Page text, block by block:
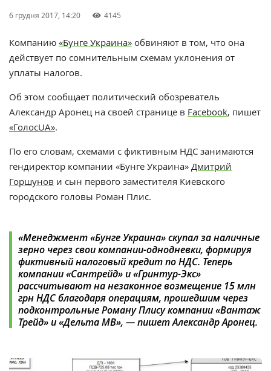
6 грудня 2017, 14:20 4145
Компанию «Бунге Украина» обвиняют в том, что она
действует по сомнительным схемам уклонения от
уплаты налогов.
Об этом сообщает политический обозреватель
Александр Аронец на своей странице в Facebook, пишет
«ГолосUA».
По его словам, схемами с фиктивным НДС занимаются
гендиректор компании «Бунге Украина» Дмитрий
Горшунов и сын первого заместителя Киевского
городского головы Роман Плис.
«Менеджмент «Бунге Украина» скупал за наличные
зерно через свои компании-однодневки, формируя
фиктивный налоговый кредит по НДС. Теперь
компании «Сантрейд» и «Гринтур-Экс»
рассчитывают на незаконное возмещение 15 млн
грн НДС благодаря операциям, прошедшим через
подконтрольные Роману Плису компании «Вантаж
Трейд» и «Дельта МВ», — пишет Александр Аронец.